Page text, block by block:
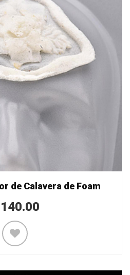
de Calavera de Foam
140.00